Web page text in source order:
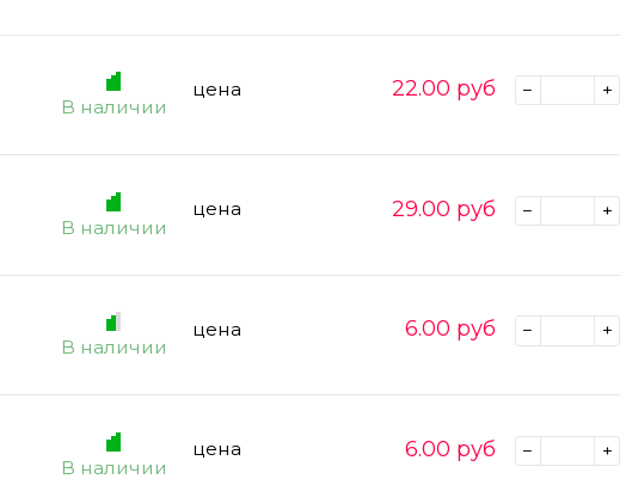
В наличии
цена 22.00 руб
В наличии
цена 29.00 руб
В наличии
цена 6.00 руб
В наличии
цена 6.00 руб